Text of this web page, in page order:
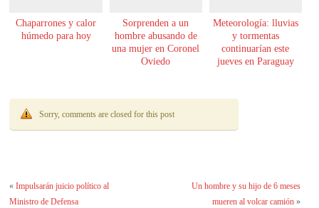
Chaparrones y calor
húmedo para hoy
Sorprenden a un
hombre abusando de
una mujer en Coronel
Oviedo
Meteorología: lluvias
y tormentas
continuarían este
jueves en Paraguay
Sorry, comments are closed for this post
«Impulsarán juicio político al
Ministro de Defensa
Un hombre y su hijo de 6 meses
mueren al volcar camión»